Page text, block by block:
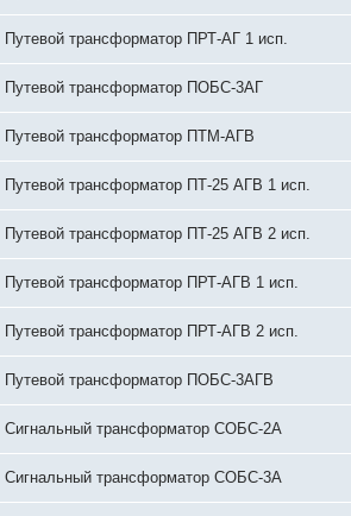
Путевой трансформатор ПРТ-АГ 1 исп.
Путевой трансформатор ПОБС-3АГ
Путевой трансформатор ПТМ-АГВ
Путевой трансформатор ПТ-25 АГВ 1 исп.
Путевой трансформатор ПТ-25 АГВ 2 исп.
Путевой трансформатор ПРТ-АГВ 1 исп.
Путевой трансформатор ПРТ-АГВ 2 исп.
Путевой трансформатор ПОБС-3АГВ
Сигнальный трансформатор СОБС-2А
Сигнальный трансформатор СОБС-3А